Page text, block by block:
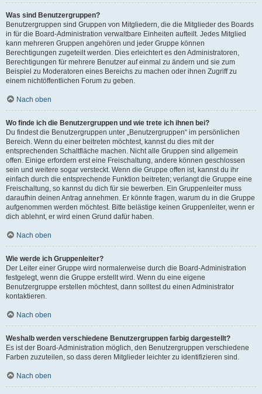
Was sind Benutzergruppen?
Benutzergruppen sind Gruppen von Mitgliedern, die die Mitglieder des Boards
in für die Board-Administration verwaltbare Einheiten aufteilt. Jedes Mitglied
kann mehreren Gruppen angehören und jeder Gruppe können
Berechtigungen zugeteilt werden. Dies erleichtert es den Administratoren,
Berechtigungen für mehrere Benutzer auf einmal zu ändern und sie zum
Beispiel zu Moderatoren eines Bereichs zu machen oder ihnen Zugriff zu
einem nichtöffentlichen Forum zu geben.
Nach oben
Wo finde ich die Benutzergruppen und wie trete ich ihnen bei?
Du findest die Benutzergruppen unter „Benutzergruppen“ im persönlichen
Bereich. Wenn du einer beitreten möchtest, kannst du dies mit der
entsprechenden Schaltfläche machen. Nicht alle Gruppen sind allgemein
offen. Einige erfordern erst eine Freischaltung, andere können geschlossen
sein und weitere sogar versteckt. Wenn die Gruppe offen ist, kannst du ihr
einfach durch die entsprechende Funktion beitreten; verlangt die Gruppe eine
Freischaltung, so kannst du dich für sie bewerben. Ein Gruppenleiter muss
daraufhin deinen Antrag annehmen. Er könnte fragen, warum du in die Gruppe
aufgenommen werden möchtest. Bitte belästige keinen Gruppenleiter, wenn er
dich ablehnt, er wird einen Grund dafür haben.
Nach oben
Wie werde ich Gruppenleiter?
Der Leiter einer Gruppe wird normalerweise durch die Board-Administration
festgelegt, wenn die Gruppe erstellt wird. Wenn du eine eigene
Benutzergruppe erstellen möchtest, dann solltest du einen Administrator
kontaktieren.
Nach oben
Weshalb werden verschiedene Benutzergruppen farbig dargestellt?
Es ist der Board-Administration möglich, den Benutzergruppen verschiedene
Farben zuzuteilen, so dass deren Mitglieder leichter zu identifizieren sind.
Nach oben